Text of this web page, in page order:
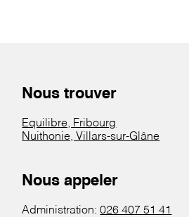
Nous trouver
Equilibre, Fribourg
Nuithonie, Villars-sur-Glâne
Nous appeler
Administration:026 407 51 41